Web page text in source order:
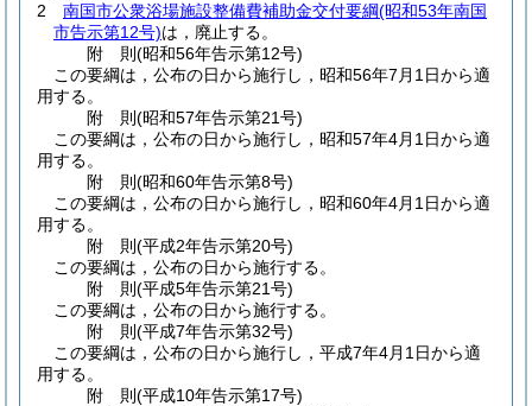
2
南国市公衆浴場施設整備費補助金交付要綱(昭和53年南国
市告示第12号)は，廃止する。
附 則(昭和56年告示第12号)
この要綱は，公布の日から施行し，昭和56年7月1日から適
用する。
附 則(昭和57年告示第21号)
この要綱は，公布の日から施行し，昭和57年4月1日から適
用する。
附 則(昭和60年告示第8号)
この要綱は，公布の日から施行し，昭和60年4月1日から適
用する。
附 則(平成2年告示第20号)
この要綱は，公布の日から施行する。
附 則(平成5年告示第21号)
この要綱は，公布の日から施行する。
附 則(平成7年告示第32号)
この要綱は，公布の日から施行し，平成7年4月1日から適
用する。
附 則(平成10年告示第17号)